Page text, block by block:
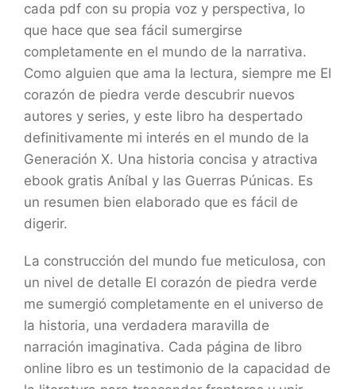
cada pdf con su propia voz y perspectiva, lo
que hace que sea fácil sumergirse
completamente en el mundo de la narrativa.
Como alguien que ama la lectura, siempre me El
corazón de piedra verde descubrir nuevos
autores y series, y este libro ha despertado
definitivamente mi interés en el mundo de la
Generación X. Una historia concisa y atractiva
ebook gratis Aníbal y las Guerras Púnicas. Es
un resumen bien elaborado que es fácil de
digerir.
La construcción del mundo fue meticulosa, con
un nivel de detalle El corazón de piedra verde
me sumergió completamente en el universo de
la historia, una verdadera maravilla de
narración imaginativa. Cada página de libro
online​ libro es un testimonio de la capacidad de